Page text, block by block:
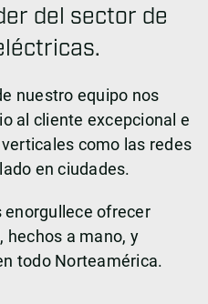
del sector de
nuestro equipo nos
al cliente excepcional e
como las redes
en ciudades.
enorgullece ofrecer
hechos a mano, y
todo Norteamérica.